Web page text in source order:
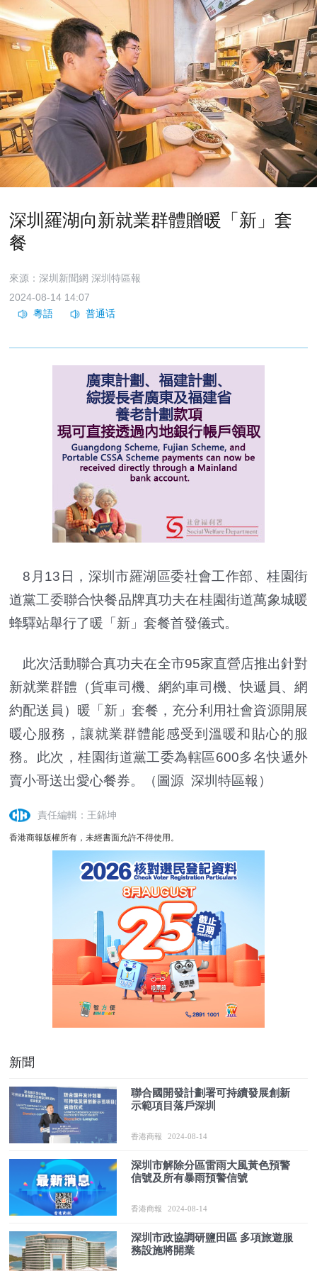
深圳羅湖向新就業群體贈暖「新」套
餐
來源：深圳新聞網 深圳特區報
2024-08-14 14:07
8月13日，深圳市羅湖區委社會工作部、桂園街
道黨工委聯合快餐品牌真功夫在桂園街道萬象城暖
蜂驛站舉行了暖「新」套餐首發儀式。
此次活動聯合真功夫在全市95家直營店推出針對
新就業群體（貨車司機、網約車司機、快遞員、網
約配送員）暖「新」套餐，充分利用社會資源開展
暖心服務，讓就業群體能感受到溫暖和貼心的服
務。此次，桂園街道黨工委為轄區600多名快遞外
賣小哥送出愛心餐券。
（圖源 深圳特區報）
責任編輯：王錦坤
香港商報版權所有，未經書面允許不得使用。
新聞
聯合國開發計劃署可持續發展創新
示範項目落戶深圳
香港商報 2024-08-14
深圳市解除分區雷雨大風黃色預警
信號及所有暴雨預警信號
香港商報 2024-08-14
深圳市政協調研鹽田區 多項旅遊服
務設施將開業